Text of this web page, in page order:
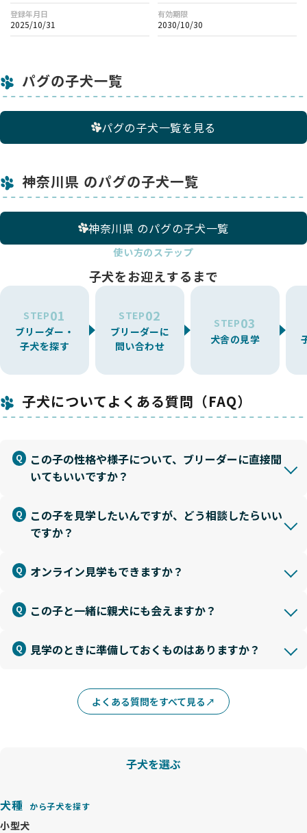
登録年月日
2025/10/31
有効期限
2030/10/30
パグの子犬一覧
パグの子犬一覧を見る
神奈川県 のパグの子犬一覧
神奈川県 のパグの子犬一覧
使い方のステップ
子犬をお迎えするまで
STEP01
ブリーダー・
子犬を探す
STEP02
ブリーダーに
問い合わせ
STEP03
犬舎の見学
子犬についてよくある質問（FAQ）
この子の性格や様子について、ブリーダーに直接聞
いてもいいですか？
この子を見学したいんですが、どう相談したらいい
ですか？
オンライン見学もできますか？
この子と一緒に親犬にも会えますか？
見学のときに準備しておくものはありますか？
よくある質問をすべて見る
子犬を選ぶ
犬種 から子犬を探す
小型犬